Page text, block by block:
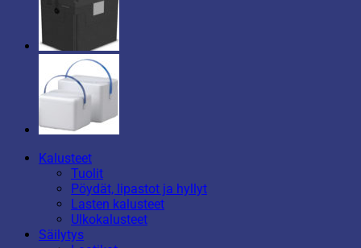
Kalusteet
Tuolit
Pöydät, lipastot ja hyllyt
Lasten kalusteet
Ulkokalusteet
Säilytys